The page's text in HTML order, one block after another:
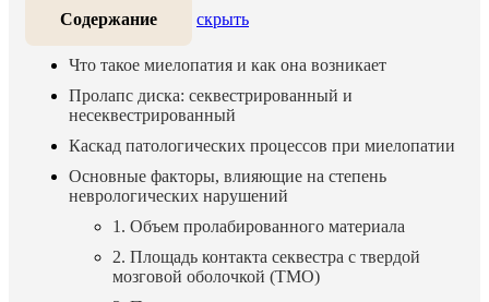
Содержание скрыть
Что такое миелопатия и как она возникает
Пролапс диска: секвестрированный и
несеквестрированный
Каскад патологических процессов при миелопатии
Основные факторы, влияющие на степень
неврологических нарушений
1. Объем пролабированного материала
2. Площадь контакта секвестра с твердой
мозговой оболочкой (ТМО)